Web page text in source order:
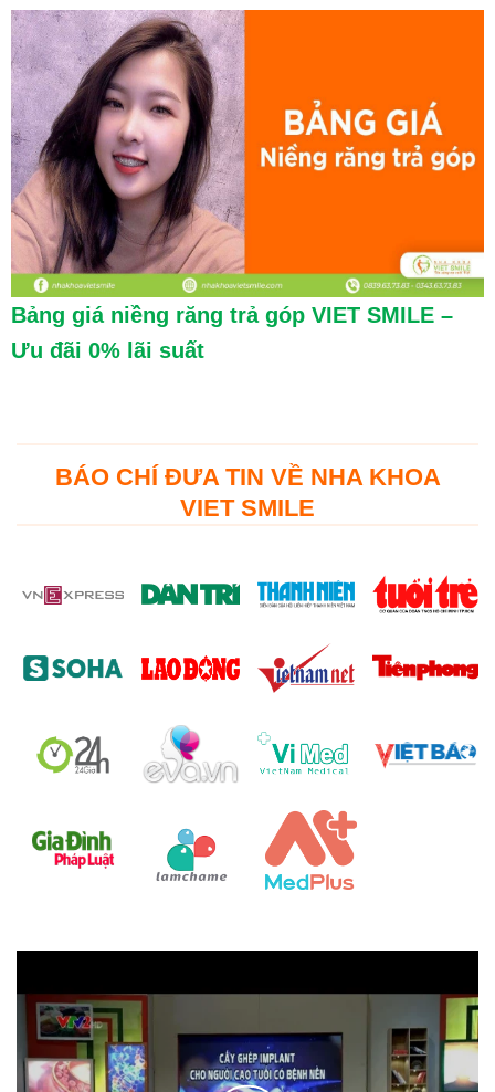
Bảng giá niềng răng trả góp VIET SMILE –
Ưu đãi 0% lãi suất
BÁO CHÍ ĐƯA TIN VỀ NHA KHOA
VIET SMILE